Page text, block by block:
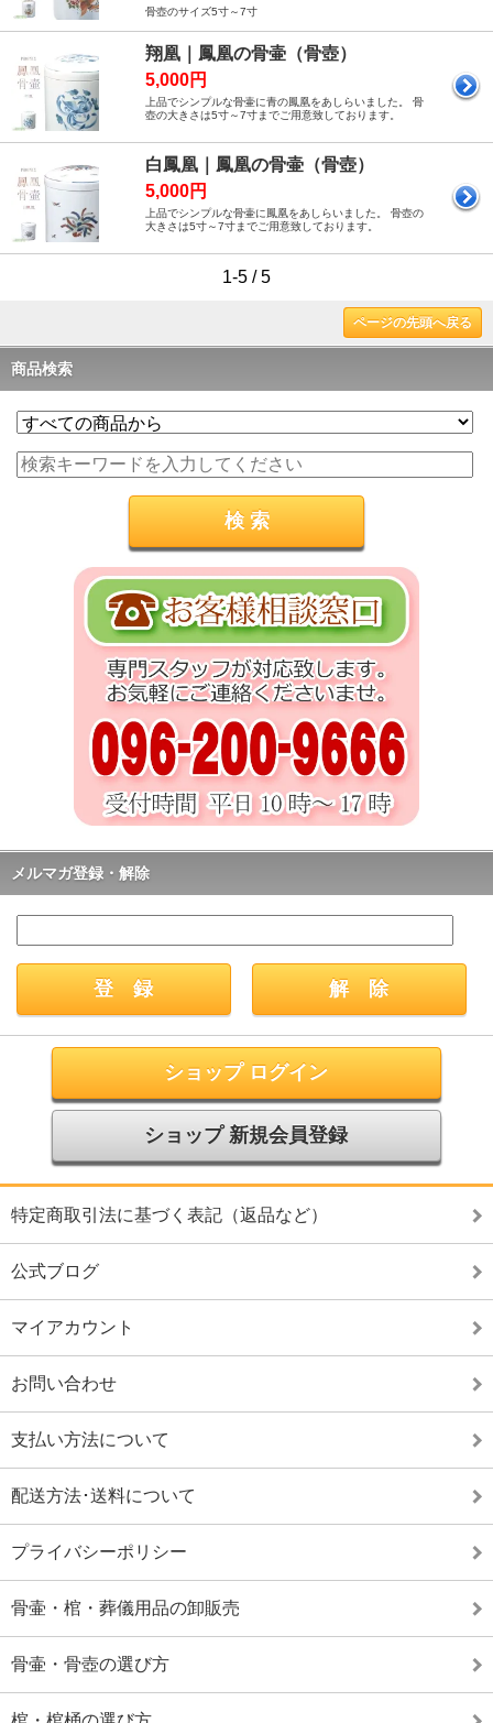
骨壺のサイズ5寸～7寸
翔凰｜鳳凰の骨壷（骨壺）
5,000円
上品でシンプルな骨壷に青の鳳凰をあしらいました。 骨
壺の大きさは5寸～7寸までご用意致しております。
白鳳凰｜鳳凰の骨壷（骨壺）
5,000円
上品でシンプルな骨壷に鳳凰をあしらいました。 骨壺の
大きさは5寸～7寸までご用意致しております。
1-5 / 5
ページの先頭へ戻る
商品検索
メルマガ登録・解除
ショップ ログイン
ショップ 新規会員登録
特定商取引法に基づく表記（返品など）
公式ブログ
マイアカウント
お問い合わせ
支払い方法について
配送方法･送料について
プライバシーポリシー
骨壷・棺・葬儀用品の卸販売
骨壷・骨壺の選び方